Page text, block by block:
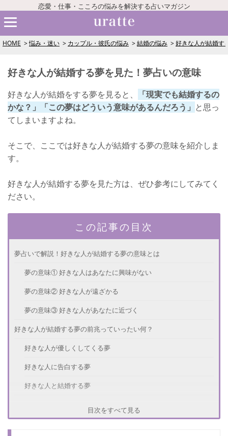
恋愛・仕事・こころの悩みを解決する占いマガジン
HOME 悩み・迷い カップル・彼氏の悩み 結婚の悩み 好きな人が結婚す
好きな人が結婚する夢を見た！夢占いの意味
好きな人が結婚をする夢を見ると、
「現実でも結婚するの
かな？」「この夢はどういう意味があるんだろう」 と思っ
てしまいますよね。
そこで、ここでは好きな人が結婚する夢の意味を紹介しま
す。
好きな人が結婚する夢を見た方は、ぜひ参考にしてみてく
ださい。
この記事の目次
夢占いで解説！好きな人が結婚する夢の意味とは
夢の意味① 好きな人はあなたに興味がない
夢の意味② 好きな人が遠ざかる
夢の意味③ 好きな人があなたに近づく
好きな人が結婚する夢の前兆っていったい何？
好きな人が優しくしてくる夢
好きな人に告白する夢
好きな人と結婚する夢
目次をすべて見る